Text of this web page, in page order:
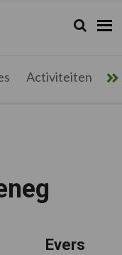
Zoeken...
Zoek
Activiteiten
Evers